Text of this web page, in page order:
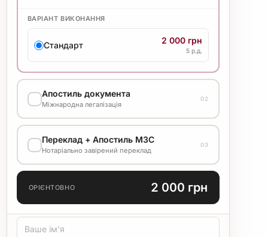
ВАРІАНТ ВИКОНАННЯ
Стандарт 2 000 грн
5 р.д.
Апостиль документа
Міжнародна легалізація
02
ВАРІАНТ ВИКОНАННЯ
Стандарт 750 грн
Переклад + Апостиль МЗС
Нотаріально завірений переклад
03
ТИП ПЕРЕКЛАДУ
ОРІЄНТОВНО 2 000 грн